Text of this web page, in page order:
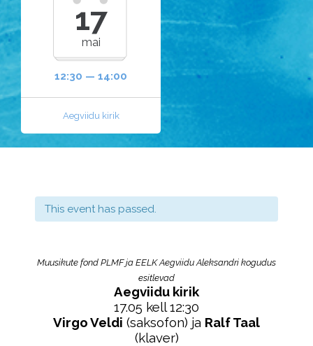
17
mai
12:30 — 14:00
Aegviidu kirik
This event has passed.
Muusikute fond PLMF ja EELK Aegviidu Aleksandri kogudus
esitlevad
Aegviidu kirik
17.05 kell 12:30
Virgo Veldi (saksofon) ja Ralf Taal
(klaver)